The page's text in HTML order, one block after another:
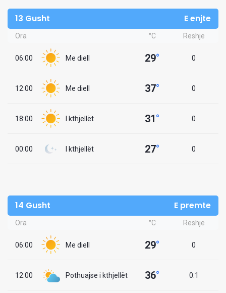
13 Gusht E enjte
Ora °C Reshje
06:00 Me diell 29° 0
12:00 Me diell 37° 0
18:00 I kthjellët 31° 0
00:00 I kthjellët 27° 0
14 Gusht E premte
Ora °C Reshje
06:00 Me diell 29° 0
12:00 Pothuajse i kthjellët 36° 0.1